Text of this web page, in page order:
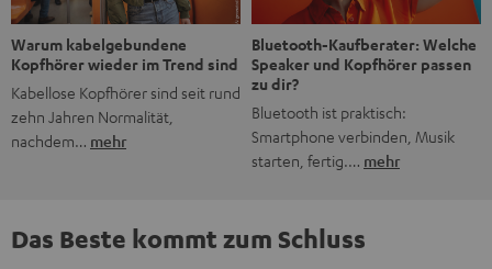
Warum kabelgebundene
Kopfhörer wieder im Trend sind
Kabellose Kopfhörer sind seit rund
zehn Jahren Normalität,
nachdem… mehr
Bluetooth-Kaufberater: Welche
Speaker und Kopfhörer passen
zu dir?
Bluetooth ist praktisch:
Smartphone verbinden, Musik
starten, fertig.… mehr
Das Beste kommt zum Schluss